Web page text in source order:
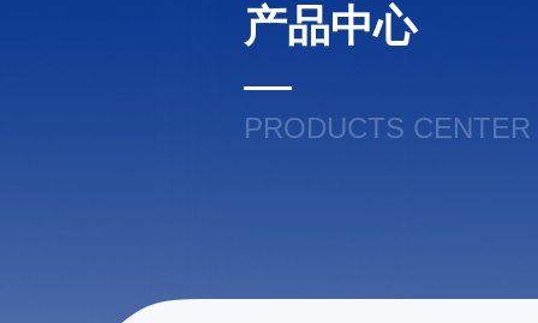
产品中心
PRODUCTS CENTER